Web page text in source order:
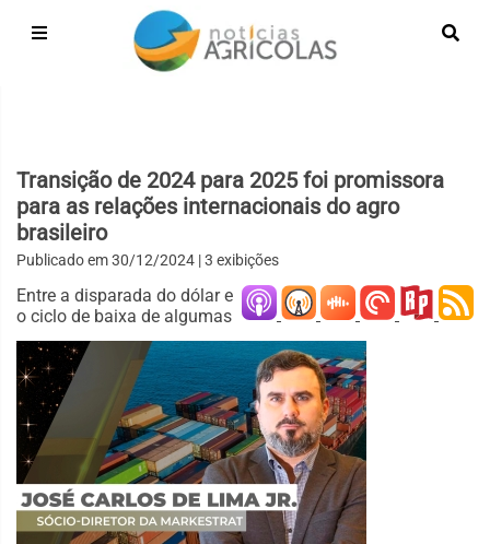
Transição de 2024 para 2025 foi promissora
para as relações internacionais do agro
brasileiro
Publicado em30/12/2024 | 3 exibições
Entre a disparada do dólar e
o ciclo de baixa de algumas